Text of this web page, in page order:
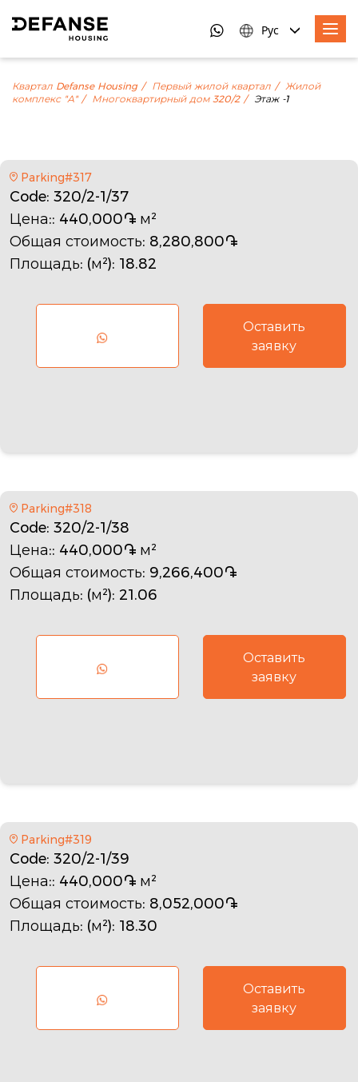
Рус
Квартал Defanse Housing Первый жилой квартал
Жилой
комплекс "А"
Многоквартирный дом 320/2 Этаж -1
Parking#317
Code: 320/2-1/37
Цена:: 440,000֏ м²
Общая стоимость: 8,280,800֏
Площадь: (м²): 18.82
Оставить
заявку
Parking#318
Code: 320/2-1/38
Цена:: 440,000֏ м²
Общая стоимость: 9,266,400֏
Площадь: (м²): 21.06
Оставить
заявку
Parking#319
Code: 320/2-1/39
Цена:: 440,000֏ м²
Общая стоимость: 8,052,000֏
Площадь: (м²): 18.30
Оставить
заявку